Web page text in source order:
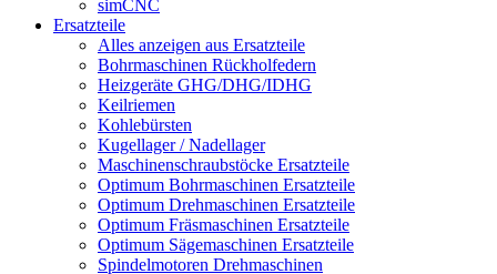
simCNC
Ersatzteile
Alles anzeigen aus Ersatzteile
Bohrmaschinen Rückholfedern
Heizgeräte GHG/DHG/IDHG
Keilriemen
Kohlebürsten
Kugellager / Nadellager
Maschinenschraubstöcke Ersatzteile
Optimum Bohrmaschinen Ersatzteile
Optimum Drehmaschinen Ersatzteile
Optimum Fräsmaschinen Ersatzteile
Optimum Sägemaschinen Ersatzteile
Spindelmotoren Drehmaschinen